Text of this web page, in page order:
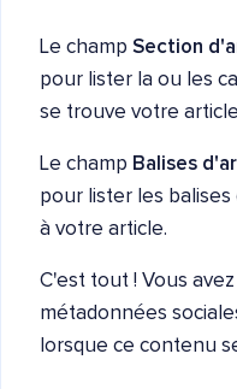
Le champ Section
pour lister la ou les
se trouve votre
Le champ Balises
pour lister les
à votre article.
C'est tout ! Vous
métadonnées
lorsque ce contenu